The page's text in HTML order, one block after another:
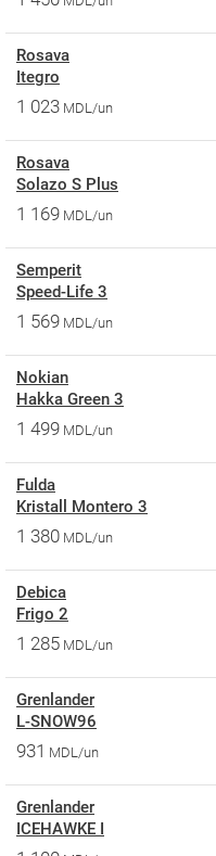
Rosava
Itegro
1 023 MDL/un
Rosava
Solazo S Plus
1 169 MDL/un
Semperit
Speed-Life 3
1 569 MDL/un
Nokian
Hakka Green 3
1 499 MDL/un
Fulda
Kristall Montero 3
1 380 MDL/un
Debica
Frigo 2
1 285 MDL/un
Grenlander
L-SNOW96
931 MDL/un
Grenlander
ICEHAWKE I